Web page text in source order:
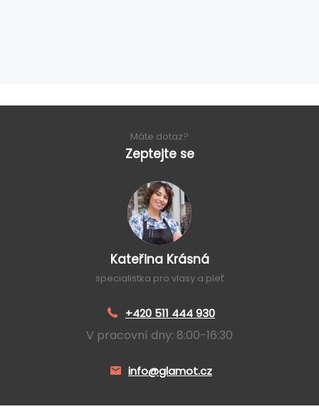
Máte dotaz?
Zeptejte se
Kateřina Krásná
specialistka pro vlasy a pleť
+420 511 444 930
V pracovní dny: 8:00-16:30
info@glamot.cz